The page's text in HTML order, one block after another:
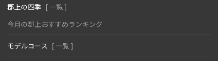
郡上の四季 [ 一覧 ]
今月の郡上おすすめランキング
モデルコース [ 一覧 ]